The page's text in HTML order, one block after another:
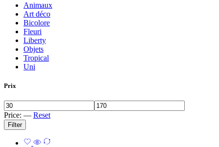
Animaux
Art déco
Bicolore
Fleuri
Liberty
Objets
Tropical
Uni
Prix
Price: — Reset
Filter